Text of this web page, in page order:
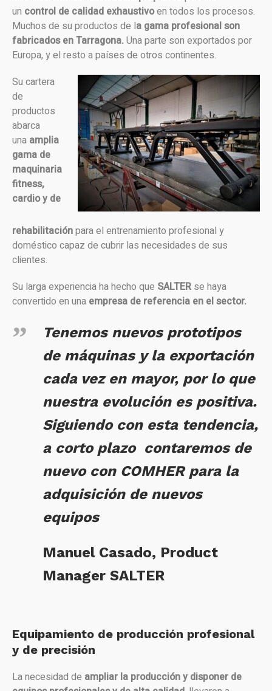
un control de calidad exhaustivoen todos los procesos.
Muchos de su productos de la gama profesional son
fabricados en Tarragona.Una parte son exportados por
Europa, y el resto a países de otros continentes.
Su cartera
de
productos
abarca
una amplia
gama de
maquinaria
fitness,
cardio y de
rehabilitaciónpara el entrenamiento profesional y
doméstico capaz de cubrir las necesidades de sus
clientes.
Su larga experiencia ha hecho que SALTER se haya
convertido en una empresa de referencia en el sector.
Tenemos nuevos prototipos
de máquinas y la exportación
cada vez en mayor, por lo que
nuestra evolución es positiva.
Siguiendo con esta tendencia,
a corto plazo contaremos de
nuevo con COMHER para la
adquisición de nuevos
equipos
Manuel Casado, Product
Manager SALTER
Equipamiento de producción profesional
y de precisión
La necesidad de ampliar la producción y disponer de